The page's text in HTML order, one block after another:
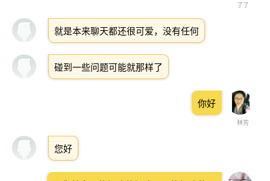
了了
就是本来聊天都还很可爱，没有任何
碰到一些问题可能就那样了
林芳
你好
您好